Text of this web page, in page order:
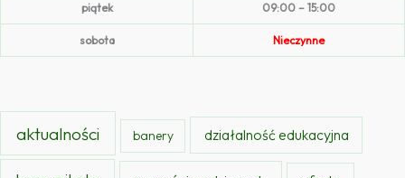
piątek 09:00 – 15:00
sobota Nieczynne
aktualności banery działalność edukacyjna